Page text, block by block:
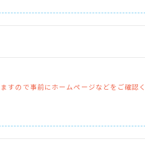
ので事前にホームページなどをご確認く